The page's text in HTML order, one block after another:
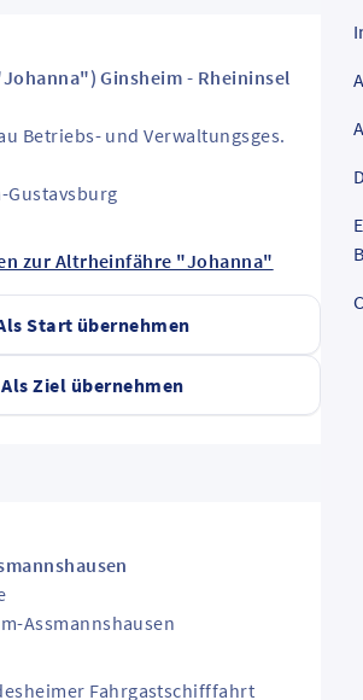
Start übernehmen
Als Ziel übernehmen
Ginsheim - Rheininsel
Betriebs- und Verwaltungsges.
Gustavsburg
zur Altrheinfähre "Johanna"
Assmannshausen
Fahrgastschifffahrt